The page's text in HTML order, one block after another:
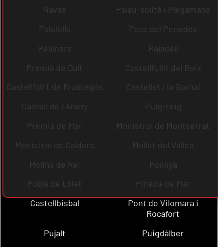
Navas
Palau-solità i Plegamans
Palafolls
Pacs del Penedès
Rellinars
Rajadell
Premià de Dalt
Castellfullit del Boix
Castellfollit de Riubregós
Castellet i la Gornal
Castell de l´Areny
Puig-reig
Premià de Mar
Monistrol de Montserrat
Monistrol de Calders
Mollet del Vallès
Molins de Rei
Polinyà
Pobla de Lillet
Pineda de Mar
Castellbisbal
Pont de Vilomara i
Rocafort
Pujalt
Puigdàlber